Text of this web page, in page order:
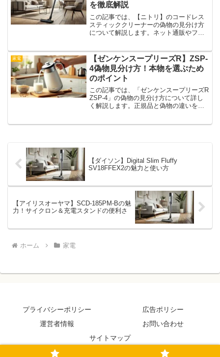
を徹底解説
この記事では、【ニトリ】のコードレス
スティッククリーナーの偽物の見分け方
について解説します。ネット通販やフリ
いる偽物も出回っているからです。後悔
しない買い物をするために...
家電
【ゼンケンスープリーズR】ZSP-
4偽物見分け方！本物を選ぶため
のポイント
この記事では、「ゼンケンスープリーズR
ZSP-4」の偽物の見分け方について詳し
く解説します。正規品と偽物の違いを知
【ダイソン】Digital Slim Fluffy
SV18FFEX2の魅力と使い方
【アイリスオーヤマ】SCD-185PM-Bの魅
力！サイクロン＆充電スタンドの便利さ
ホーム 家電
プライバシーポリシー
広告ポリシー
運営者情報
お問い合わせ
サイトマップ